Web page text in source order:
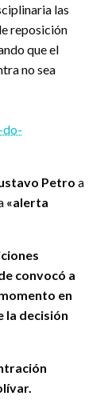
las
reposición
que el
no sea
do-
Petro a
«alerta
convocó a
en
la decisión